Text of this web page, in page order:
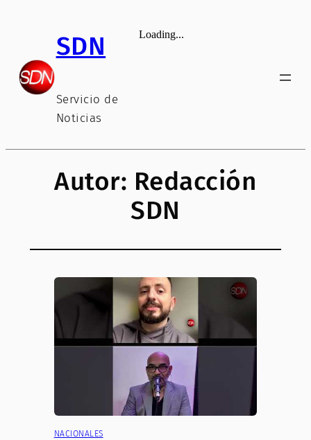
contenidoSDN
Servicio de
Noticias
Autor: Redacción
SDN
NACIONALES